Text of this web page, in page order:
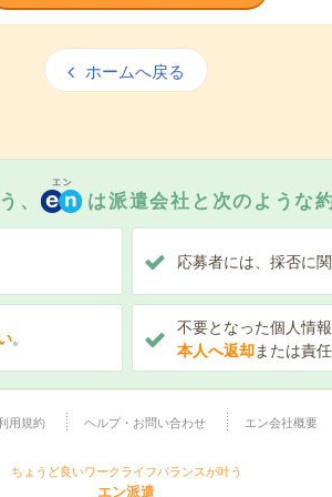
ホームへ戻る
、 は派遣会社と次のような
応募者には、採否に
。
不要となった個人情
本人へ返却または責
用規約 ヘルプ・お問い合わせ エン会社概要
ちょうど良いワークライフバランスが叶う
エン派遣